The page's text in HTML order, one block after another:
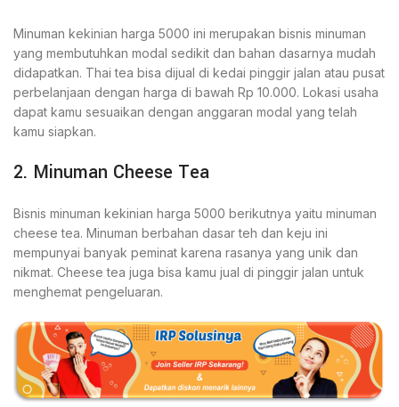
Minuman kekinian harga 5000 ini merupakan bisnis minuman
yang membutuhkan modal sedikit dan bahan dasarnya mudah
didapatkan. Thai tea bisa dijual di kedai pinggir jalan atau pusat
perbelanjaan dengan harga di bawah Rp 10.000. Lokasi usaha
dapat kamu sesuaikan dengan anggaran modal yang telah
kamu siapkan.
2. Minuman Cheese Tea
Bisnis minuman kekinian harga 5000 berikutnya yaitu minuman
cheese tea. Minuman berbahan dasar teh dan keju ini
mempunyai banyak peminat karena rasanya yang unik dan
nikmat. Cheese tea juga bisa kamu jual di pinggir jalan untuk
menghemat pengeluaran.